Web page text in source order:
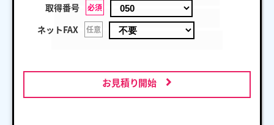
取得番号 必須
ネットFAX 任意
お見積り開始